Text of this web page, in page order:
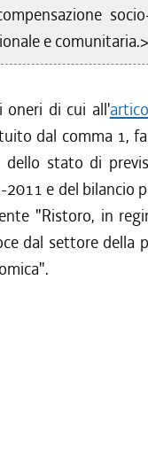
e
oneri di cui all'
dal comma 1,
dello stato di
2011 e del bilancio
"Ristoro, in
dal settore della